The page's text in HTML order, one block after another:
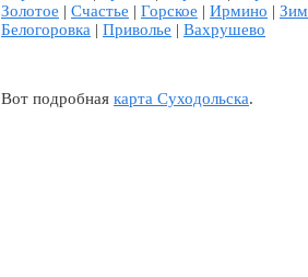
Золотое | Счастье | Горское | Ирмино |
Белогоровка | Приволье | Вахрушево
Вот подробная карта Суходольска.